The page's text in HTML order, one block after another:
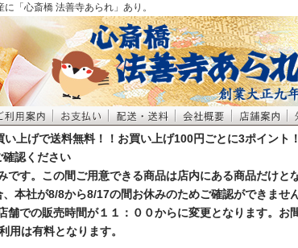
「心斎橋 法善寺あられ」あり。
上げで送料無料！！お買い上げ100円ごとに3ポイント！
確認ください
です。この間ご用意できる商品は店内にある商品だけと
本社が8/8から8/17の間お休みのためご確認ができませ
舗での販売時間が１１：００からに変更となります。お
用は有料となります。